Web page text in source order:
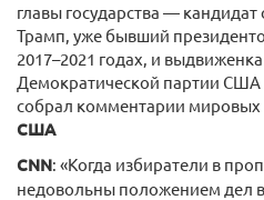
главы государства —
Трамп, уже бывший
2017–2021 годах, и
Демократической партии
собрал комментарии
США
CNN: «Когда избиратели в
недовольны положением дел